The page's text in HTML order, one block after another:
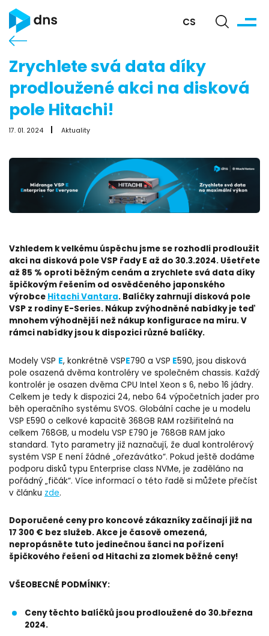
CS
Zrychlete svá data díky
prodloužené akci na disková
pole Hitachi!
17. 01. 2024 Aktuality
Vzhledem k velkému úspěchu jsme se rozhodli prodloužit
akci na disková pole VSP řady E až do 30.3.2024. Ušetřete
až 85 % oproti běžným cenám a zrychlete svá data díky
špičkovým řešením od osvědčeného japonského
výrobceHitachi Vantara. Balíčky zahrnují disková pole
VSP z rodiny E-Series. Nákup zvýhodněné nabídky je teď
mnohem výhodnější než nákup konfigurace na míru. V
rámci nabídky jsou k dispozici různé balíčky.
Modely VSP E, konkrétně VSPE790 a VSP E590, jsou disková
pole osazená dvěma kontroléry ve společném chassis. Každý
kontrolér je osazen dvěma CPU Intel Xeon s 6, nebo 16 jádry.
Celkem je tedy k dispozici 24, nebo 64 výpočetních jader pro
běh operačního systému SVOS. Globální cache je u modelu
VSP E590 o celkové kapacitě 368GB RAM rozšiřitelná na
celkem 768GB, u modelu VSP E790 je 768GB RAM jako
standard. Tyto parametry již naznačují, že dual kontrolérový
systém VSP E není žádné „ořezávátko“. Pokud ještě dodáme
podporu disků typu Enterprise class NVMe, je zaděláno na
pořádný „fičák“. Více informací o této řadě si můžete přečíst
v článku zde.
Doporučené ceny pro koncové zákazníky začínají již na
17 300 € bez služeb. Akce je časově omezená,
nepropásněte tuto jedinečnou šanci na pořízení
špičkového řešení od Hitachi za zlomek běžné ceny!
VŠEOBECNÉ PODMÍNKY:
Ceny těchto balíčků jsou prodloužené do 30.března
2024.